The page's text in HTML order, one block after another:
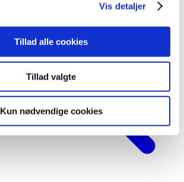
Vis detaljer
Tillad alle cookies
Tillad valgte
Kun nødvendige cookies